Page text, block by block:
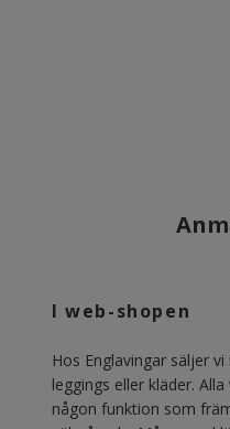
I web-shopen
Hos Englavingar säljer
leggings eller kläder.
någon funktion som